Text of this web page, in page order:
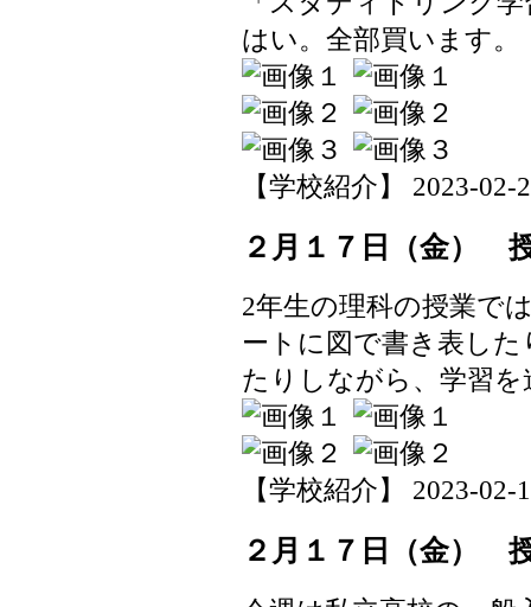
はい。全部買います。
【学校紹介】 2023-02-
２月１７日（金）
2年生の理科の授業で
ートに図で書き表し
たりしながら、学習
【学校紹介】 2023-02-
２月１７日（金）